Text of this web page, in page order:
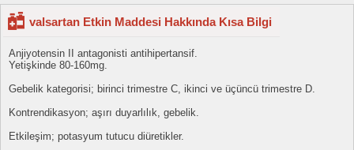
valsartan Etkin Maddesi Hakkında Kısa Bilgi
Anjiyotensin II antagonisti antihipertansif.
Yetişkinde 80-160mg.
Gebelik kategorisi; birinci trimestre C, ikinci ve üçüncü trimestre D.
Kontrendikasyon; aşırı duyarlılık, gebelik.
Etkileşim; potasyum tutucu diüretikler.